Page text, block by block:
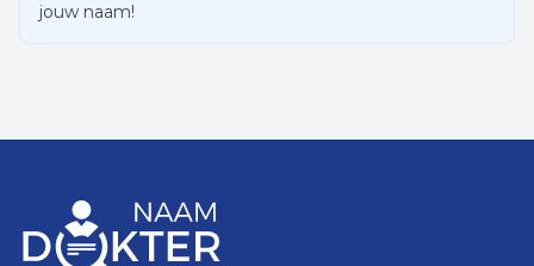
jouw naam!